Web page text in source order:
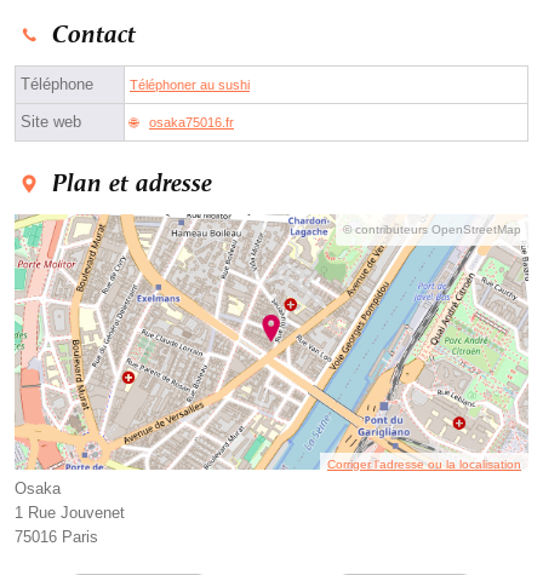
Contact
Téléphone Téléphoner au sushi
Site web osaka75016.fr
Plan et adresse
© contributeurs OpenStreetMap
Corriger l’adresse ou la localisation
Osaka
1 Rue Jouvenet
75016 Paris